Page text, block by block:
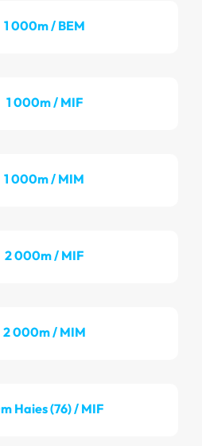
1 000m / BEM
1 000m / MIF
1 000m / MIM
2 000m / MIF
2 000m / MIM
Haies (76) / MIF